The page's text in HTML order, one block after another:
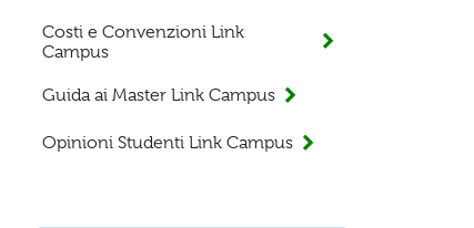
Costi e Convenzioni Link
Campus
Guida ai Master Link Campus
Opinioni Studenti Link Campus